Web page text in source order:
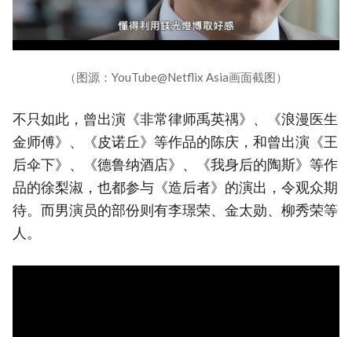
（图源：YouTube@Netflix Asia画面截图）
不只如此，曾出演《非常律师禹英禑》、《浪漫医生
金师傅》、《皮诺丘》等作品的陈庆，和曾出演《王
后伞下》、《德鲁纳酒店》、《我身后的陶斯》等作
品的徐梨淑，也都参与《造后者》的演出，令观众期
待。而男演员的部份则有李璟荣、金太勋、柳秀荣等
人。